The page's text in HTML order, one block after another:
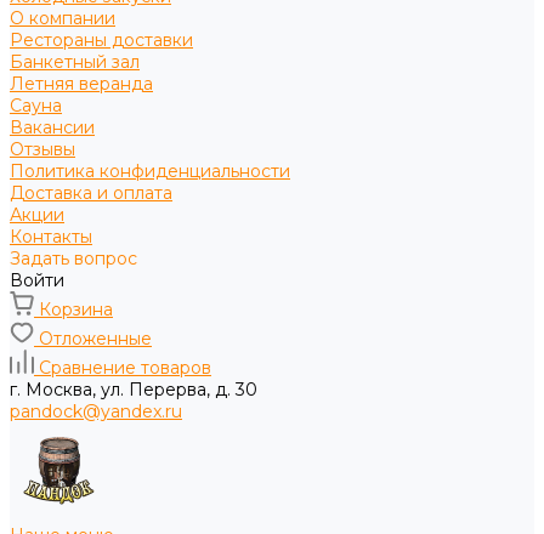
О компании
Рестораны доставки
Банкетный зал
Летняя веранда
Сауна
Вакансии
Отзывы
Политика конфиденциальности
Доставка и оплата
Акции
Контакты
Задать вопрос
Войти
Корзина
Отложенные
Сравнение товаров
г. Москва, ул. Перерва, д. 30
pandock@yandex.ru